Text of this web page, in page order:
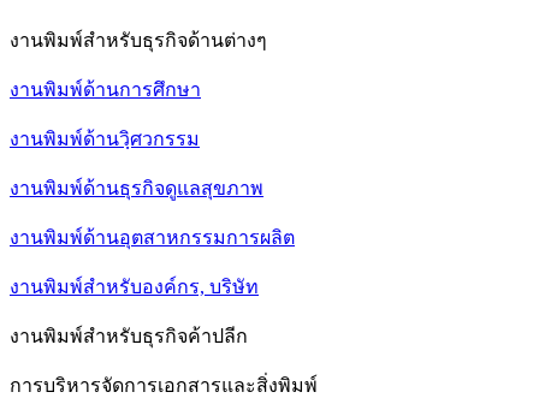
งานพิมพ์สำหรับธุรกิจด้านต่างๆ
งานพิมพ์ด้านการศึกษา
งานพิมพ์ด้านวฺิศวกรรม
งานพิมพ์ด้านธุรกิจดูแลสุขภาพ
งานพิมพ์ด้านอุตสาหกรรมการผลิต
งานพิมพ์สำหรับองค์กร, บริษัท
งานพิมพ์สำหรับธุรกิจค้าปลีก
การบริหารจัดการเอกสารและสิ่งพิมพ์